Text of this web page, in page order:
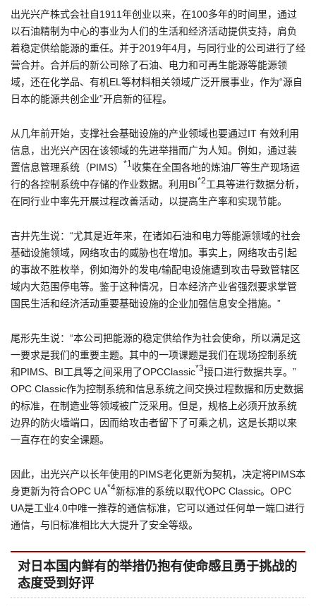
出光兴产株式会社自1911年创业以来，在100多年的时间里，通过
以石油精制为中心的事业为人们的生活和经济活动提供支持，肩负
着稳定供给能源的重任。并于2019年4月，与同行业的公司进行了经
营合并。合并后的新公司除了石油、电力和可再生能源等能源领
域，还在化学品、有机EL等材料相关领域广泛开展事业，作为“源自
日本的能源共创企业”开启新的征程。
从几年前开始，支撑社会基础设施的产业领域也要通过IT 有效利用
信息，出光兴产因在该领域的先进举措而广为人知。例如，通过装
置信息管理系统（PIMS）
*1 收集在全国各地的炼油厂等生产现场运
行的各控制系统中存储的作业数据。利用BI*2工具等进行数据分析，
在同行业中率先开展过程改善活动，以提高生产率和实现节能。
吉井先生说：“尤其是近年来，在诸如石油和电力等能源领域的社会
基础设施领域，网络攻击的威胁也在增加。事实上，网络攻击引起
的事故不胜枚举，例如海外的发电/输配电设施遭到攻击导致管辖区
域内大范围停电等。鉴于这种情况，日本经济产业省强烈要求掌管
国民生活和经济活动重要基础设施的企业加强信息安全措施。”
尾形先生说：“本公司把能源的稳定供给作为社会使命，所以满足这
一要求是我们的重要主题。其中的一项课题是我们在现场控制系统
和PIMS、BI工具等之间采用了OPCClassic*3接口进行数据共享。”
OPC Classic作为控制系统和信息系统之间交换过程数据和历史数据
的标准，在制造业等领域被广泛采用。但是，规格上必须开放系统
边界的防火墙端口，因而给攻击者留下了可乘之机，这是长期以来
一直存在的安全课题。
因此，出光兴产以长年使用的PIMS老化更新为契机，决定将PIMS本
身更新为符合OPC UA*4新标准的系统以取代OPC Classic。OPC
UA是工业4.0中唯一推荐的通信标准，它可以通过任何单一端口进行
通信，与旧标准相比大大提升了安全等级。
对日本国内鲜有的举措仍抱有使命感且勇于挑战的
态度受到好评